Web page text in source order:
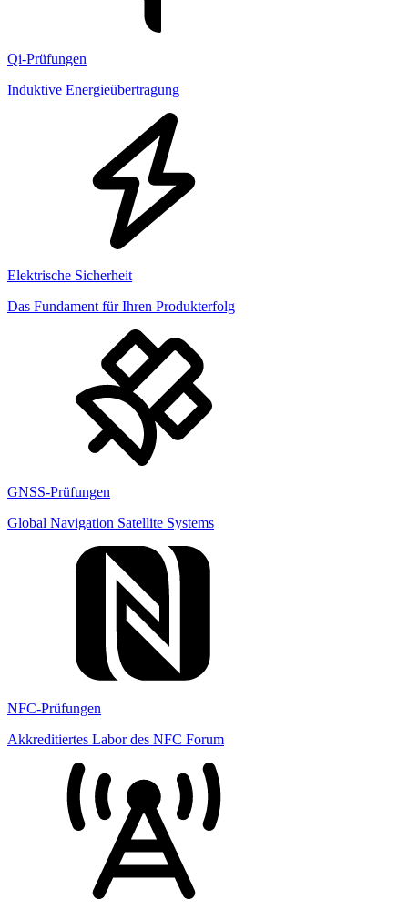
Qi-Prüfungen
Induktive Energieübertragung
Elektrische Sicherheit
Das Fundament für Ihren Produkterfolg
GNSS-Prüfungen
Global Navigation Satellite Systems
NFC-Prüfungen
Akkreditiertes Labor des NFC Forum